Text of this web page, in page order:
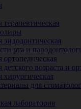
эндодонтическая
рта и
ортопедическая
возраста и
хирургическая
для
лаборатория